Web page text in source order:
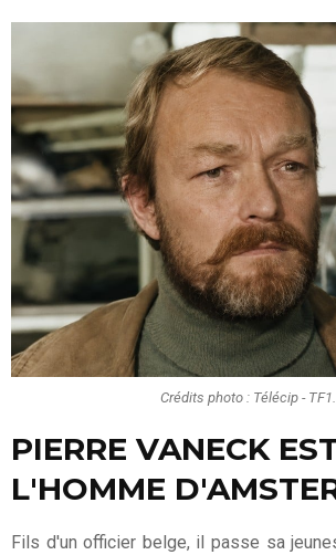
Crédits photo : Télécip - TF1.
PIERRE VANECK
L'HOMME
Fils d'un officier belge, il passe sa